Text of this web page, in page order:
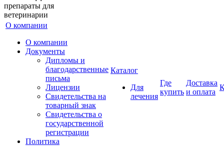
препараты для
ветеринарии
О компании
О компании
Документы
Дипломы и
благодарственные
письма
Лицензии
Свидетельства на
товарный знак
Свидетельства о
государственной
регистрации
Политика
Каталог
Для
лечения
Где
купить
Доставка
и оплата